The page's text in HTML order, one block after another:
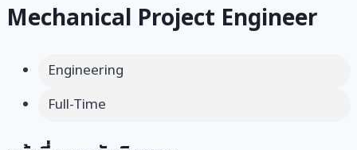
Mechanical Project Engineer
Engineering
Full-Time